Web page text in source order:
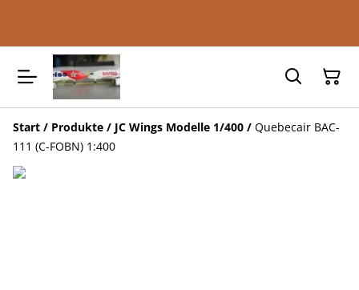
Start / Produkte / JC Wings Modelle 1/400 / Quebecair BAC-
111 (C-FOBN) 1:400